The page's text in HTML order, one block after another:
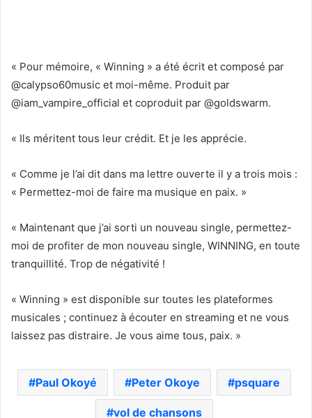
« Pour mémoire, « Winning » a été écrit et composé par
@calypso60music et moi-même. Produit par
@iam_vampire_official et coproduit par @goldswarm.
« Ils méritent tous leur crédit. Et je les apprécie.
« Comme je l’ai dit dans ma lettre ouverte il y a trois mois :
« Permettez-moi de faire ma musique en paix. »
« Maintenant que j’ai sorti un nouveau single, permettez-
moi de profiter de mon nouveau single, WINNING, en toute
tranquillité. Trop de négativité !
« Winning » est disponible sur toutes les plateformes
musicales ; continuez à écouter en streaming et ne vous
laissez pas distraire. Je vous aime tous, paix. »
Paul Okoyé Peter Okoye psquare
vol de chansons